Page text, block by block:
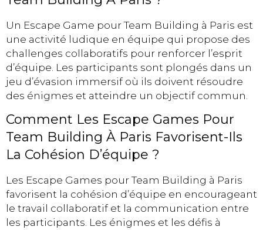
Un Escape Game pour Team Building à Paris est
une activité ludique en équipe qui propose des
challenges collaboratifs pour renforcer l’esprit
d’équipe. Les participants sont plongés dans un
jeu d’évasion immersif où ils doivent résoudre
des énigmes et atteindre un objectif commun.
Comment Les Escape Games Pour
Team Building À Paris Favorisent-Ils
La Cohésion D’équipe ?
Les Escape Games pour Team Building à Paris
favorisent la cohésion d’équipe en encourageant
le travail collaboratif et la communication entre
les participants. Les énigmes et les défis à